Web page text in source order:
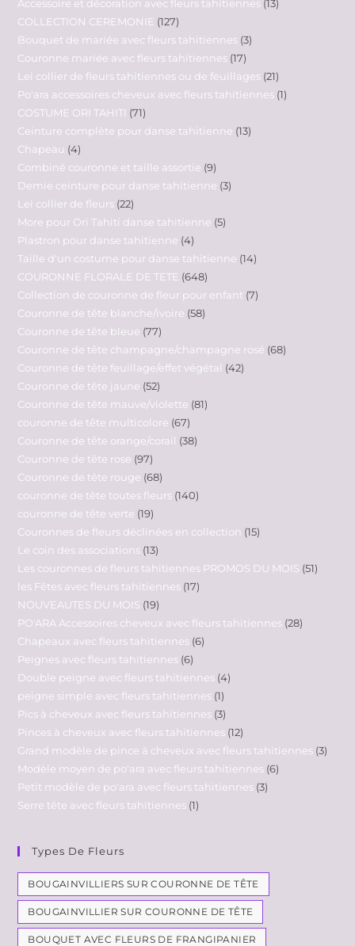
Accessoire et décoration avec fleurs tahitiennes 13
COLLECTION CEREMONIE 127
Bouquet de mariée avec fleurs tahitiennes 3
Couronne mariée avec fleurs tahitiennes 17
Lei collier de fleurs tahitiennes ou de feuillages 21
Po'ara accessoires cheveux avec fleurs tahitiennes 1
COSTUME ORI TAHITI
71
Ceinture complète pour danse tahitienne 13
Chapeau 4
Combiné couronne et taille assortie 9
Demie ceinture pour danse tahitienne 3
Lei collier de fleurs 22
More pour Ori Tahiti danse tahitienne 5
Plastron pour danse tahitienne 4
Taille d'un costume pour danse tahitienne 14
COURONNE FLORALE DE TETE 648
Collection de couronne de fleur pour enfant 7
Couronne de tête blanche/ivoire 58
Couronne de tête bleue 77
Couronne de tête champagne/champagne rosé 68
Couronne de tête feuillage/effet végétal 42
Couronne de tête jaune 52
Couronne de tête mauve/violette 81
couronne de tête multicolore 67
Couronne de tête orange/corail 38
Couronne de tête rose 97
Couronne de tête rouge 68
couronne de tête toutes fleurs 140
couronne de tête verte 19
Couronnes de fleurs déclinées en collection 15
Le coin des associations 13
Les couronnes de fleurs tahitiennes PROMOS DU MOIS 51
les Fêtes avec fleurs tahitiennes 17
NOUVEAUTES DU MOIS 19
PO'ARA Accessoires cheveux avec fleurs tahitiennes 28
Chapeaux avec fleurs tahitiennes 6
Peignes avec fleurs tahitiennes 6
Double peigne avec fleurs tahitiennes 4
peigne simple avec fleurs tahitiennes 1
Pics à cheveux avec fleurs tahitiennes 3
Pinces à cheveux avec fleurs tahitiennes 12
Grand modèle de pince à cheveux avec fleurs tahitiennes 3
Modèle moyen de po'ara avec fleurs tahitiennes 6
Petit modèle de po'ara avec fleurs tahitiennes 3
Serre tête avec fleurs tahitiennes 1
Types De Fleurs
BOUGAINVILLIERS SUR COURONNE DE TÊTE
BOUGAINVILLIER SUR COURONNE DE TÊTE
BOUQUET AVEC FLEURS DE FRANGIPANIER